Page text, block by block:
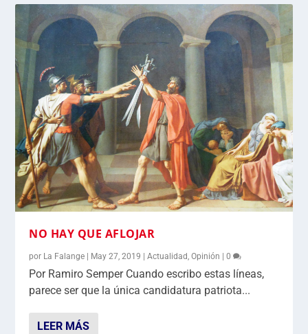
NO HAY QUE AFLOJAR
por La Falange May 27, 2019 |Actualidad,Opinión |0
Por Ramiro Semper Cuando escribo estas líneas,
parece ser que la única candidatura patriota...
LEER MÁS